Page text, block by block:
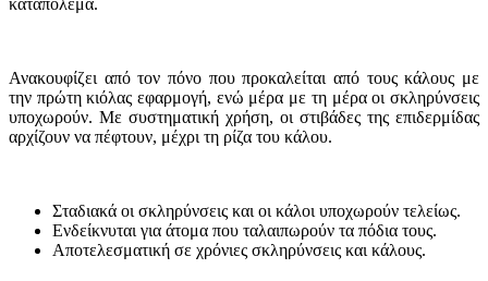
Ανακουφίζει από τον πόνο που προκαλείται από τους κάλους με
την πρώτη κιόλας εφαρμογή, ενώ μέρα με τη μέρα οι σκληρύνσεις
υποχωρούν. Με συστηματική χρήση, οι στιβάδες της επιδερμίδας
αρχίζουν να πέφτουν, μέχρι τη ρίζα του κάλου.
Σταδιακά οι σκληρύνσεις και οι κάλοι υποχωρούν τελείως.
Ενδείκνυται για άτομα που ταλαιπωρούν τα πόδια τους.
Αποτελεσματική σε χρόνιες σκληρύνσεις και κάλους.